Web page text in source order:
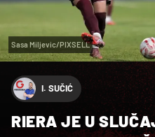
Sasa Miljevic/PIXSELL
I. SUČIĆ
RIERA JE U